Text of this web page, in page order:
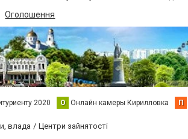
Оголошення
2020 О Онлайн камеры Кирилловка П
влада Центри зайнятості